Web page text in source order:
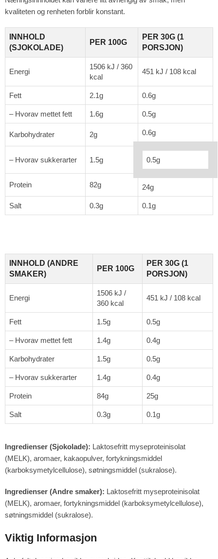
kvaliteten og renheten forblir konstant.
INNHOLD
(SJOKOLADE)
PER 100G
PER 30G (1
PORSJON)
Energi
1506 kJ / 360
kcal
451 kJ / 108 kcal
Fett 2.1g 0.6g
– Hvorav mettet fett 1.6g 0.5g
Karbohydrater 2g 0.6g
– Hvorav sukkerarter 1.5g 0.5g
Protein 82g 24g
Salt 0.3g 0.1g
INNHOLD (ANDRE
SMAKER)
PER 100G
PER 30G (1
PORSJON)
Energi
1506 kJ /
360 kcal
451 kJ / 108 kcal
Fett 1.5g 0.5g
– Hvorav mettet fett 1.4g 0.4g
Karbohydrater 1.5g 0.5g
– Hvorav sukkerarter 1.4g 0.4g
Protein 84g 25g
Salt 0.3g 0.1g
Ingredienser (Sjokolade): Laktosefritt myseproteinisolat
(MELK), aromaer, kakaopulver, fortykningsmiddel
(karboksymetylcellulose), søtningsmiddel (sukralose).
Ingredienser (Andre smaker): Laktosefritt myseproteinisolat
(MELK), aromaer, fortykningsmiddel (karboksymetylcellulose),
søtningsmiddel (sukralose).
Viktig Informasjon